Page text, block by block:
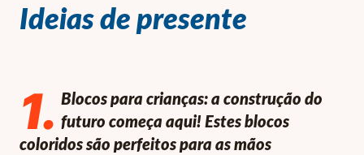
Ideias de presente
1. Blocos para crianças: a construção do
futuro começa aqui! Estes blocos
coloridos são perfeitos para as mãos